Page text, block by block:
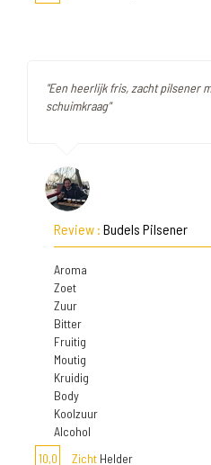
"Een heerlijk fris, zacht pilsener
schuimkraag"
Review : Budels Pilsener
Aroma
Zoet
Zuur
Bitter
Fruitig
Moutig
Kruidig
Body
Koolzuur
Alcohol
10,0
Zicht Helder